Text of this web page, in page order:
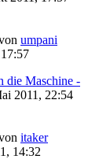
umpani
die Maschine -
2011, 22:54
itaker
14:32